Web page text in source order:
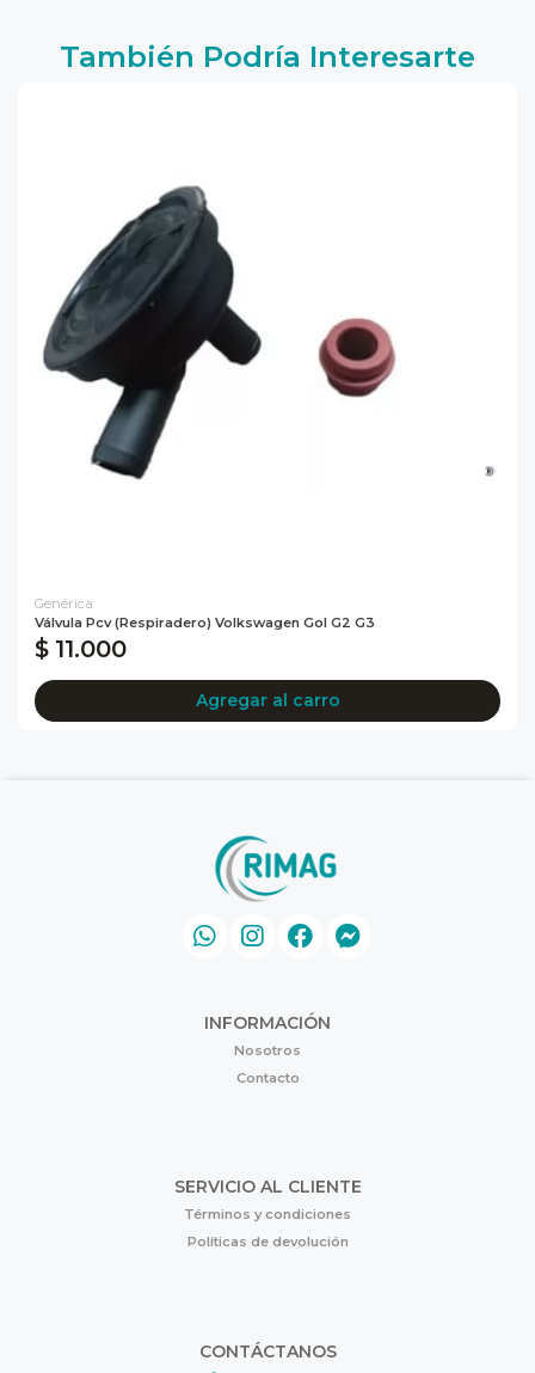
También Podría Interesarte
Genérica
Válvula Pcv (respiradero) Volkswagen Gol G2 G3
$ 11.000
Agregar al carro
INFORMACIÓN
Nosotros
Contacto
SERVICIO AL CLIENTE
Términos y condiciones
Políticas de devolución
CONTÁCTANOS